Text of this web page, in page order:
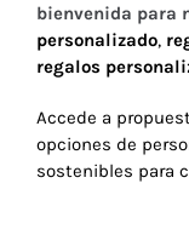
Tecnología
Más Regalos
bienvenida para
personalizado,
regalos
Accede a
opciones de
sostenibles para